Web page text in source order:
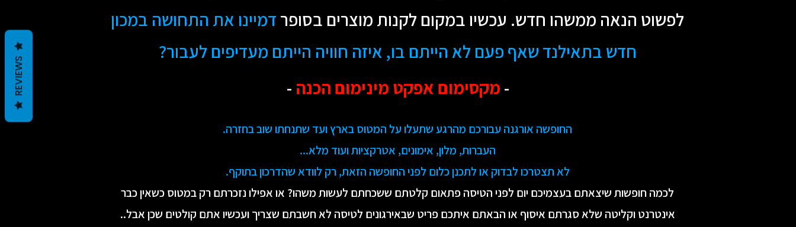
לפשוט הנאה ממשהו חדש. עכשיו במקום לקנות מוצרים בסופר דמיינו את התחושה במכון
חדש בתאילנד שאף פעם לא הייתם בו, איזה חוויה הייתם מעדיפים לעבור?
- מקסימום אפקט מינימום הכנה -
החופשה אורגנה עבורכם מהרגע שתעלו על המטוס בארץ ועד שתנחתו שוב בחזרה.
העברות, מלון, אימונים, אטרקציות ועוד מלא...
לא תצטרכו לבדוק או לתכנן כלום לפני החופשה הזאת, רק לוודא שהדרכון בתוקף.
לכמה חופשות שיצאתם בעצמיכם יום לפני הטיסה פתאום קלטתם ששכחתם לעשות משהו? או אפילו נזכרתם רק במטוס כשאין כבר
אינטרנט וקליטה שלא סגרתם איסוף או הבאתם איתכם פריט שבאירגונים לטיסה לא חשבתם שצריך ועכשיו אתם קולטים שכן אבל..
REVIEWS